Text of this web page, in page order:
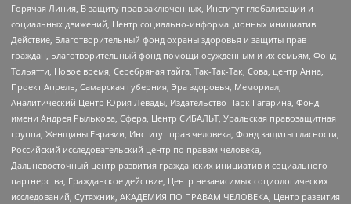
Горячая Линия, В защиту прав заключенных, Институт глобализации и
социальных движений, Центр социально-информационных инициатив
Действие, Благотворительный фонд охраны здоровья и защиты прав
граждан, Благотворительный фонд помощи осужденным и их семьям, Фонд
Тольятти, Новое время, Серебряная тайга, Так-Так-Так, Сова, центр Анна,
Проект Апрель, Самарская губерния, Эра здоровья, Мемориал,
Аналитический Центр Юрия Левады, Издательство Парк Гагарина, Фонд
имени Андрея Рылькова, Сфера, Центр СИБАЛЬТ, Уральская правозащитная
группа, Женщины Евразии, Институт прав человека, Фонд защиты гласности,
Российский исследовательский центр по правам человека,
Дальневосточный центр развития гражданских инициатив и социального
партнерства, Гражданское действие, Центр независимых социологических
исследований, Сутяжник, АКАДЕМИЯ ПО ПРАВАМ ЧЕЛОВЕКА, Центр развития